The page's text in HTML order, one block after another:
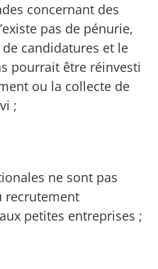
concernant des
pas de pénurie,
candidatures et le
pourrait être réinvesti
ou la collecte de
;
ne sont pas
recrutement
petites entreprises ;